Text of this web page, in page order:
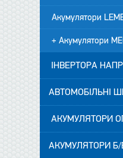
Акумулятори
+ Акумулятори
ІНВЕРТОРА
АВТОМОБІЛЬНІ
АКУМУЛЯТОРИ
АКУМУЛЯТОРИ Б/